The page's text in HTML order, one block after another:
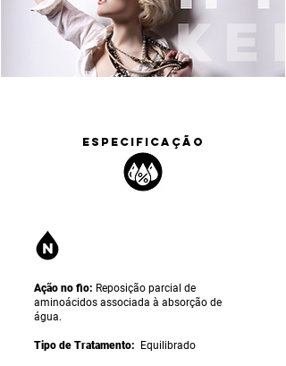
ESPECIFICAÇÃO
Ação no fio: Reposição parcial de
aminoácidos associada à absorção de
água.
Tipo de Tratamento: Equilibrado